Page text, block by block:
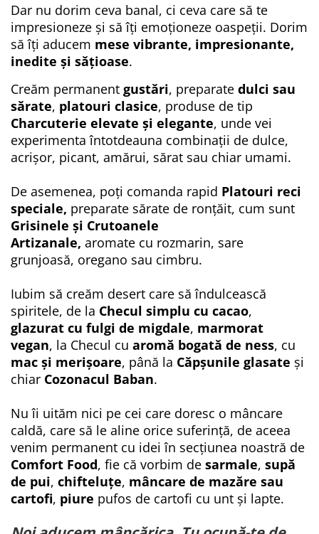
Dar nu dorim ceva banal, ci ceva care să te
impresioneze și să îți emoționeze oaspeții. Dorim
să îți aducem mese vibrante, impresionante,
inedite și sățioase.
Creăm permanent gustări, preparate dulci sau
sărate, platouri clasice, produse de tip
Charcuterie elevate și elegante, unde vei
experimenta întotdeauna combinații de dulce,
acrișor, picant, amărui, sărat sau chiar umami.
De asemenea, poți comanda rapid Platouri reci
speciale, preparate sărate de ronțăit, cum sunt
Grisinele și Crutoanele
Artizanale, aromate cu rozmarin, sare
grunjoasă, oregano sau cimbru.
Iubim să creăm desert care să îndulcească
spiritele, de la Checul simplu cu cacao,
glazurat cu fulgi de migdale, marmorat
vegan, la Checul cu aromă bogată de ness, cu
mac și merișoare, până la Căpșunile glasate și
chiar Cozonacul Baban.
Nu îi uităm nici pe cei care doresc o mâncare
caldă, care să le aline orice suferință, de aceea
venim permanent cu idei în secțiunea noastră de
Comfort Food, fie că vorbim de sarmale, supă
de pui, chifteluțe, mâncare de mazăre sau
cartofi, piure pufos de cartofi cu unt și lapte.